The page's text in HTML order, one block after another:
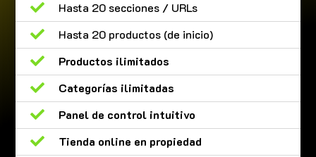

Hasta 20 secciones / URLs

Hasta 20 productos (de inicio)

Productos ilimitados

Categorías ilimitadas

Panel de control intuitivo

Tienda online en propiedad